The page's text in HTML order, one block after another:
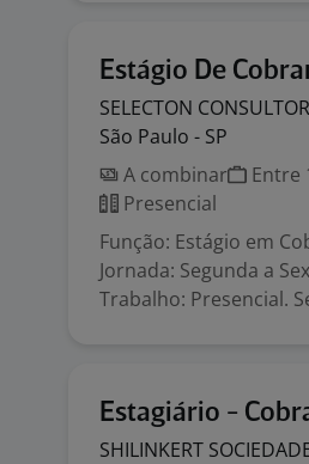
Estágio De
SELECTON
São Paulo - SP
A combinar
Entre
Presencial
Função: Estágio em
Jornada: Segunda a
Trabalho: Presencial.
Estagiário -
SHILINKERT